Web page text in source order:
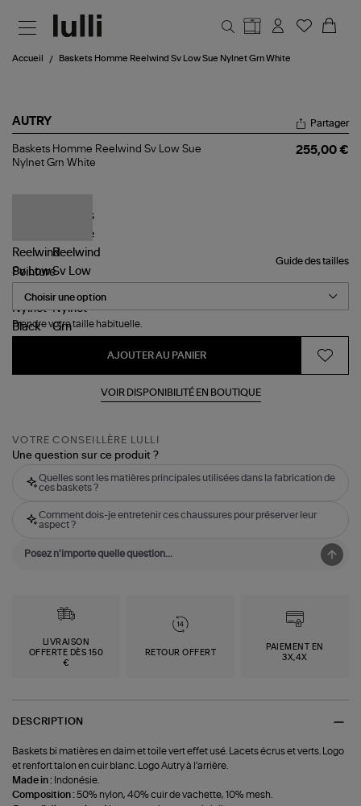
Accueil Baskets Homme Reelwind Sv Low Sue Nylnet Grn White
AUTRY
Baskets
Homme
Reelwind
White
Partager
Baskets Homme Reelwind Sv Low Sue
Nylnet Grn White
255,00 €
Guide des tailles
Pointure
Prendre votre taille habituelle.
AJOUTER AU PANIER
VOIR DISPONIBILITÉ EN BOUTIQUE
VOTRE CONSEILLÈRE LULLI
Une question sur ce produit ?
Quelles sont les matières principales utilisées dans la fabrication de
ces baskets ?
Comment dois-je entretenir ces chaussures pour préserver leur
aspect ?
LIVRAISON
OFFERTE DÈS 150
€
RETOUR OFFERT
PAIEMENT EN
3X,4X
DESCRIPTION
Baskets bi matières en daim et toile vert effet usé. Lacets écrus et verts. Logo
et renfort talon en cuir blanc. Logo Autry à l'arrière.
Made in : Indonésie.
Composition :50% nylon, 40% cuir de vachette, 10% mesh.